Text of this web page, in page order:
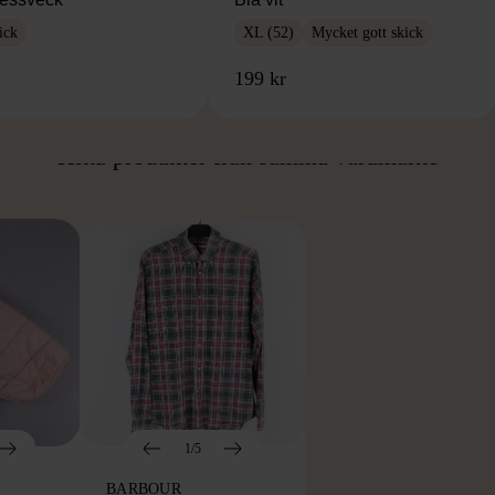
XL (52) Mycket gott skick
199 kr
Hitta produkter från samma varumärke
1/5
BARBOUR